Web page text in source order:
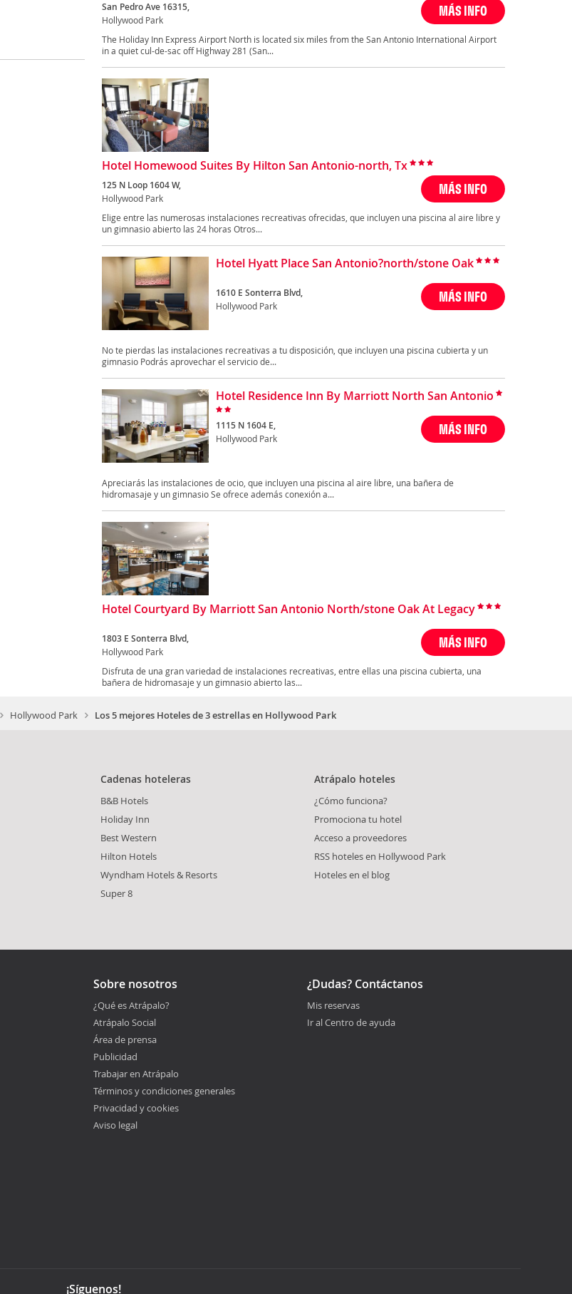
San Pedro Ave 16315,
Hollywood Park
MÁS INFO
The Holiday Inn Express Airport North is located six miles from the San Antonio International Airport
in a quiet cul-de-sac off Highway 281 (San...
Hotel Homewood Suites By Hilton San Antonio-north, Tx
125 N Loop 1604 W,
Hollywood Park
MÁS INFO
Elige entre las numerosas instalaciones recreativas ofrecidas, que incluyen una piscina al aire libre y
un gimnasio abierto las 24 horas Otros...
Hotel Hyatt Place San Antonio?north/stone Oak
1610 E Sonterra Blvd,
Hollywood Park
MÁS INFO
No te pierdas las instalaciones recreativas a tu disposición, que incluyen una piscina cubierta y un
gimnasio Podrás aprovechar el servicio de...
Hotel Residence Inn By Marriott North San Antonio
1115 N 1604 E,
Hollywood Park
MÁS INFO
Apreciarás las instalaciones de ocio, que incluyen una piscina al aire libre, una bañera de
hidromasaje y un gimnasio Se ofrece además conexión a...
Hotel Courtyard By Marriott San Antonio North/stone Oak At Legacy
1803 E Sonterra Blvd,
Hollywood Park
MÁS INFO
Disfruta de una gran variedad de instalaciones recreativas, entre ellas una piscina cubierta, una
bañera de hidromasaje y un gimnasio abierto las...
Hollywood Park Los 5 mejores Hoteles de 3 estrellas en Hollywood Park
Cadenas hoteleras
B&B Hotels
Holiday Inn
Best Western
Hilton Hotels
Wyndham Hotels & Resorts
Super 8
Atrápalo hoteles
¿Cómo funciona?
Promociona tu hotel
Acceso a proveedores
RSS hoteles en Hollywood Park
Hoteles en el blog
Sobre nosotros
¿Qué es Atrápalo?
Atrápalo Social
Área de prensa
Publicidad
Trabajar en Atrápalo
Términos y condiciones generales
Privacidad y cookies
Aviso legal
¿Dudas? Contáctanos
Mis reservas
Ir al Centro de ayuda
¡Síguenos!